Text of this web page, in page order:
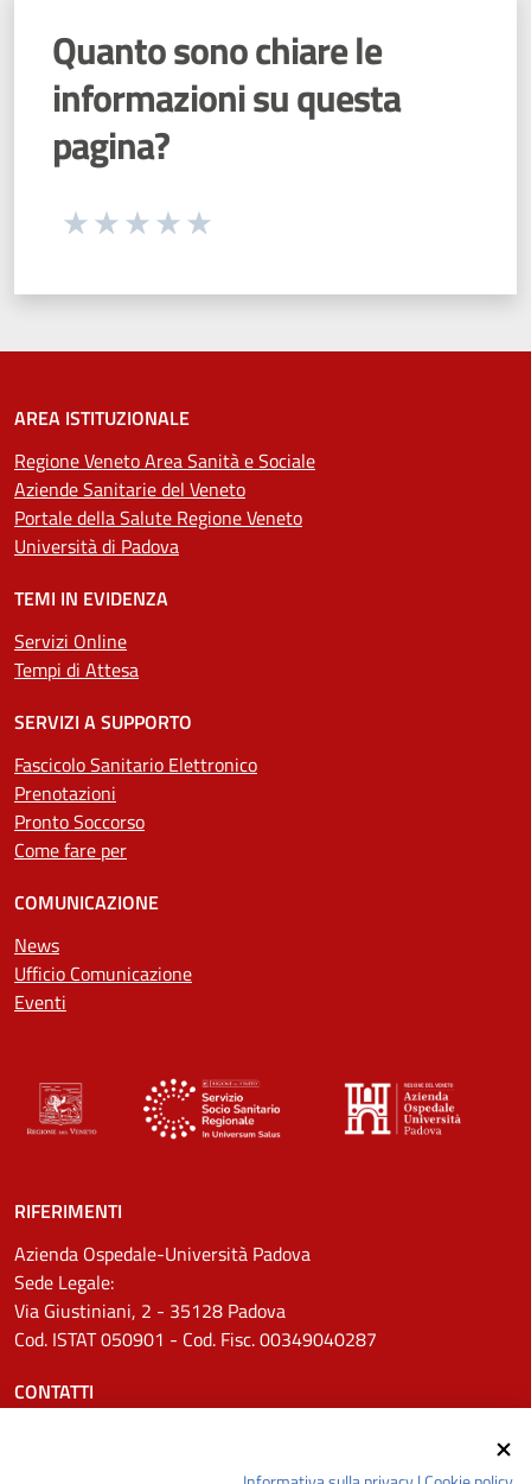
Quanto sono chiare le
informazioni su questa
pagina?
Seleziona una valutazione da 1 a 5 stelle
AREA ISTITUZIONALE
Regione Veneto Area Sanità e Sociale
Aziende Sanitarie del Veneto
Portale della Salute Regione Veneto
Università di Padova
TEMI IN EVIDENZA
Servizi Online
Tempi di Attesa
SERVIZI A SUPPORTO
Fascicolo Sanitario Elettronico
Prenotazioni
Pronto Soccorso
Come fare per
COMUNICAZIONE
News
Ufficio Comunicazione
Eventi
RIFERIMENTI
Azienda Ospedale-Università Padova
Sede Legale:
Via Giustiniani, 2 - 35128 Padova
Cod. ISTAT 050901 - Cod. Fisc. 00349040287
CONTATTI